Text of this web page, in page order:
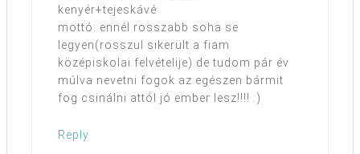
kenyér+tejeskávé
mottó: ennél rosszabb soha se
legyen(rosszul sikerült a fiam
középiskolai felvételije) de tudom pár év
múlva nevetni fogok az egészen bármit
fog csinálni attól jó ember lesz!!!! :)
Reply